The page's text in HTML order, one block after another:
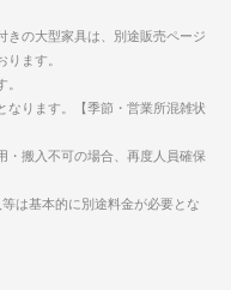
きの大型家具は、別途販売ページ
ます。
なります。【季節・営業所混雑状
・搬入不可の場合、再度人員確保
は基本的に別途料金が必要とな